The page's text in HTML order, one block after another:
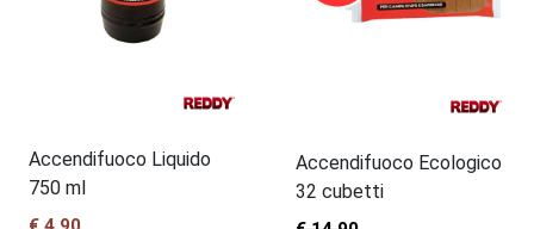
Sicurezza garantita:
Formulati per garantire la massima
utilizzare.
legna al carbone, e a qualsiasi apparecchio, dal camino al
barbecue.
Accendifuoco Liquido
750 ml
Accendifuoco Ecologico
32 cubetti